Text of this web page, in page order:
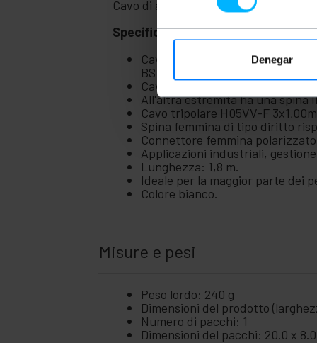
Denegar
Cavo di alimentazione per
Specifiche
Cavo di alimentazione per
BS (British Standard).
Cavo di alimentazione con spina
All'altra estremità ha una spina
Cavo tripolare H05VV-F
Spina femmina di tipo diritto
Connettore femmina
Applicazioni industriali,
Lunghezza: 1,8 m.
Ideale per la maggior parte dei
Colore bianco.
Misure e pesi
Peso lordo: 240 g
Dimensioni del prodotto
Numero di pacchi: 1
Dimensioni del pacchi: 20.0 x